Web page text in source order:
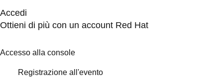
Accedi
Ottieni di più con un account Red Hat
Accesso alla console
Registrazione all'evento